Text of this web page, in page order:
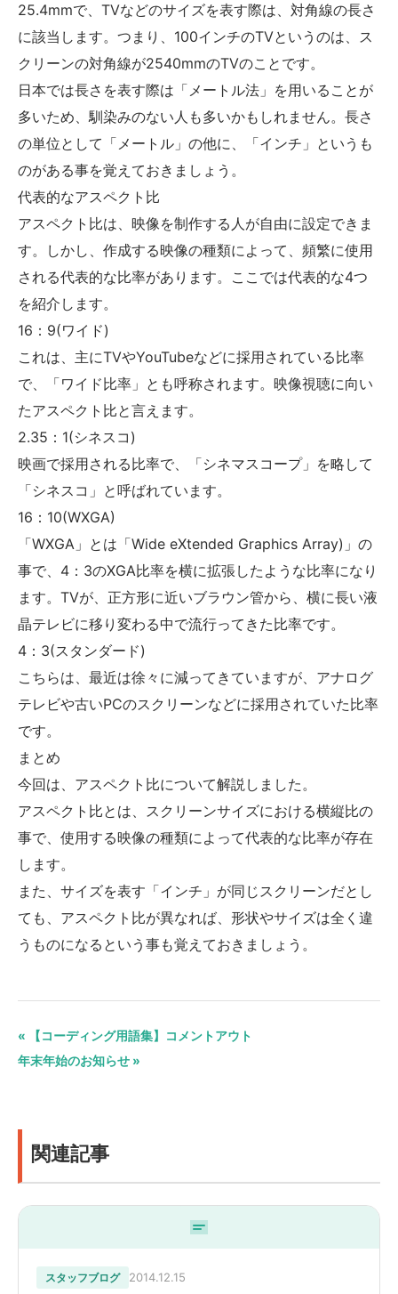
25.4mmで、TVなどのサイズを表す際は、対角線の長さ
に該当します。つまり、100インチのTVというのは、ス
クリーンの対角線が2540mmのTVのことです。
日本では長さを表す際は「メートル法」を用いることが
多いため、馴染みのない人も多いかもしれません。長さ
の単位として「メートル」の他に、「インチ」というも
のがある事を覚えておきましょう。
代表的なアスペクト比
アスペクト比は、映像を制作する人が自由に設定できま
す。しかし、作成する映像の種類によって、頻繁に使用
される代表的な比率があります。ここでは代表的な4つ
を紹介します。
16：9(ワイド)
これは、主にTVやYouTubeなどに採用されている比率
で、「ワイド比率」とも呼称されます。映像視聴に向い
たアスペクト比と言えます。
2.35：1(シネスコ)
映画で採用される比率で、「シネマスコープ」を略して
「シネスコ」と呼ばれています。
16：10(WXGA)
「WXGA」とは「Wide eXtended Graphics Array)」の
事で、4：3のXGA比率を横に拡張したような比率になり
ます。TVが、正方形に近いブラウン管から、横に長い液
晶テレビに移り変わる中で流行ってきた比率です。
4：3(スタンダード)
こちらは、最近は徐々に減ってきていますが、アナログ
テレビや古いPCのスクリーンなどに採用されていた比率
です。
まとめ
今回は、アスペクト比について解説しました。
アスペクト比とは、スクリーンサイズにおける横縦比の
事で、使用する映像の種類によって代表的な比率が存在
します。
また、サイズを表す「インチ」が同じスクリーンだとし
ても、アスペクト比が異なれば、形状やサイズは全く違
うものになるという事も覚えておきましょう。
« 【コーディング用語集】コメントアウト
年末年始のお知らせ »
関連記事
スタッフブログ 2014.12.15